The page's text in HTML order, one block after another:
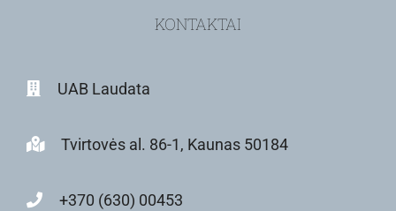
KONTAKTAI
UAB Laudata
Tvirtovės al. 86-1, Kaunas 50184
+370 (630) 00453